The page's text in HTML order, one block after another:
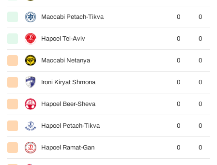
Maccabi Petach-Tikva 0 0
Hapoel Tel-Aviv 0 0
Maccabi Netanya 0 0
Ironi Kiryat Shmona 0 0
Hapoel Beer-Sheva 0 0
Hapoel Petach-Tikva 0 0
Hapoel Ramat-Gan 0 0